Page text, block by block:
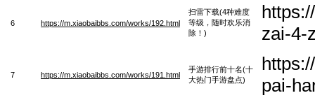
6 https://m.xiaobaibbs.com/works/192.html
扫雷下载(4种难度
等级，随时欢乐消
除！)
zai-4-
7 https://m.xiaobaibbs.com/works/191.html
手游排行前十名(十
大热门手游盘点)
pai-